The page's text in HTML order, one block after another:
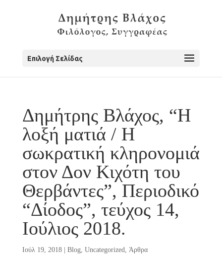
Επιλογή Σελίδας
Δημήτρης Βλάχος, “Η
λοξή ματιά / Η
σωκρατική κληρονομιά
στον Δον Κιχότη του
Θερβάντες”, Περιοδικό
“Δίοδος”, τεύχος 14,
Ιούλιος 2018.
Ιούλ 19, 2018| Blog, Uncategorized, Άρθρα